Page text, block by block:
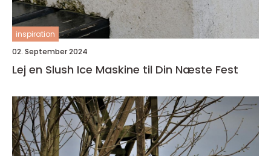
inspiration
02. September 2024
Lej en Slush Ice Maskine til Din Næste Fest